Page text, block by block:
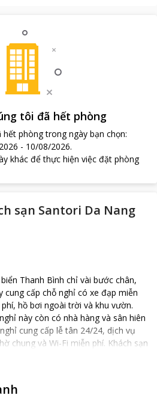
tôi đã hết phòng
phòng trong ngày bạn chọn:
- 10/08/2026.
khác để thực hiện việc đặt phòng
sạn Santori Da Nang
Thanh Bình chỉ vài bước chân,
cung cấp chỗ nghỉ có xe đạp miễn
hồ bơi ngoài trời và khu vườn.
này còn có nhà hàng và sân hiên
cung cấp lễ tân 24/24, dịch vụ
chung và Wi-Fi miễn phí. Khách sạn
có điều hòa, bàn làm việc, ấm
và bếp. Tại Santori Hotel Da Nang